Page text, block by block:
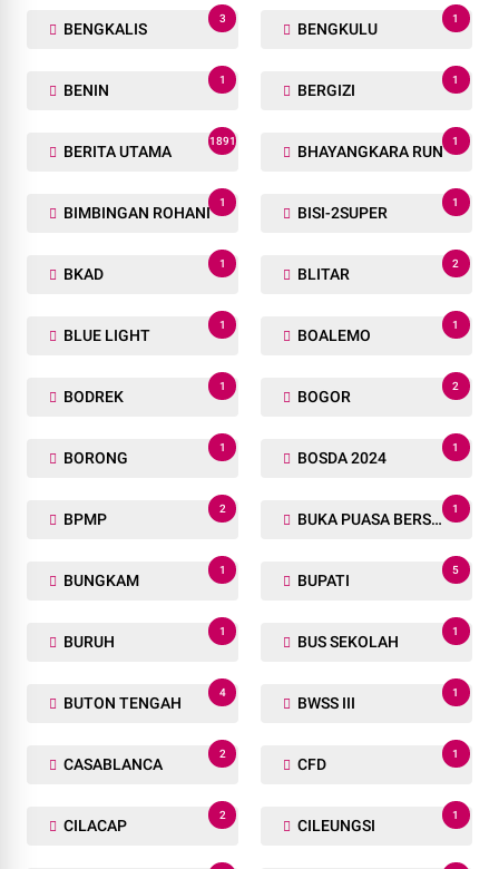
BENGKALIS
3
BENGKULU
1
BENIN
1
BERGIZI
1
BERITA UTAMA
1891
BHAYANGKARA RUN
1
BIMBINGAN ROHANI
1
BISI-2SUPER
1
BKAD
1
BLITAR
2
BLUE LIGHT
1
BOALEMO
1
BODREK
1
BOGOR
2
BORONG
1
BOSDA 2024
1
BPMP
2
BUKA PUASA BERSAMA
1
BUNGKAM
1
BUPATI
5
BURUH
1
BUS SEKOLAH
1
BUTON TENGAH
4
BWSS III
1
CASABLANCA
2
CFD
1
CILACAP
2
CILEUNGSI
1